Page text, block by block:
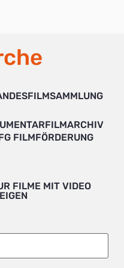
FILMFÖRDERUNG
FILME MIT VIDEO